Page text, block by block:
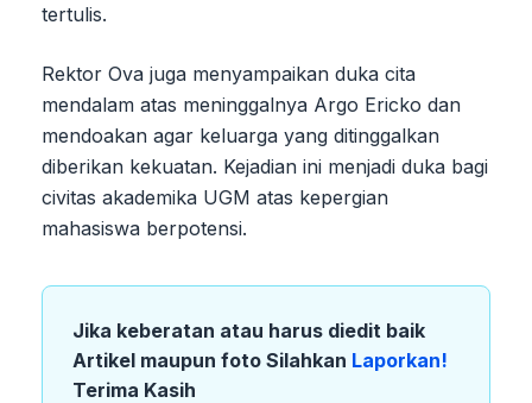
tertulis.
Rektor Ova juga menyampaikan duka cita
mendalam atas meninggalnya Argo Ericko dan
mendoakan agar keluarga yang ditinggalkan
diberikan kekuatan. Kejadian ini menjadi duka bagi
civitas akademika UGM atas kepergian
mahasiswa berpotensi.
Jika keberatan atau harus diedit baik
Artikel maupun foto Silahkan Laporkan!
Terima Kasih